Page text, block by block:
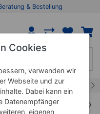
& Bestellung
& Stangen
Cookies
verwenden wir
Webseite und zur
Dabei kann ein
Datenempfänger
eigenen